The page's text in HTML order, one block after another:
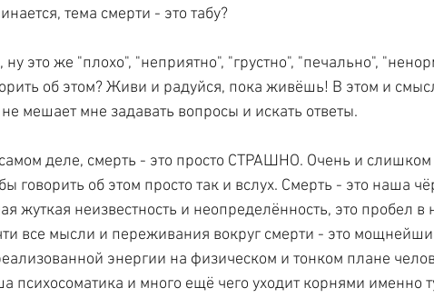
тема смерти - это табу?
ну это же "плохо", "неприятно", "грустно", "печально",
об этом? Живи и радуйся, пока живёшь! В этом и
не мешает мне задавать вопросы и искать ответы.
деле, смерть - это просто СТРАШНО. Очень и
говорить об этом просто так и вслух. Смерть - это наша
жуткая неизвестность и неопределённость, это пробел
все мысли и переживания вокруг смерти - это
энергии на физическом и тонком плане
психосоматика и много ещё чего уходит корнями именно